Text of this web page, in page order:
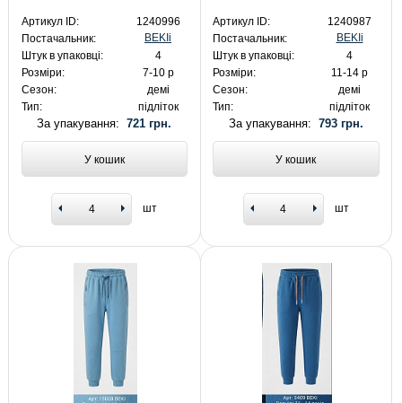
Артикул ID:
1240996
Постачальник:
BEKIi
Штук в упаковці:
4
Розміри:
7-10 р
Сезон:
демі
Тип:
підліток
За упакування:721 грн.
У кошик
шт
Артикул ID:
1240987
Постачальник:
BEKIi
Штук в упаковці:
4
Розміри:
11-14 р
Сезон:
демі
Тип:
підліток
За упакування: 793 грн.
У кошик
шт